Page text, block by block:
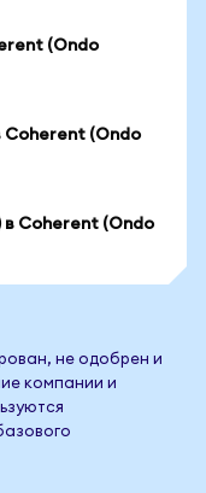
(Ondo
Coherent (Ondo
Coherent (Ondo
не одобрен и
компании и